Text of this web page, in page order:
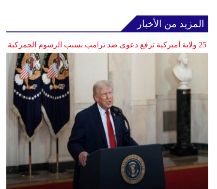
المزيد من الأخبار
25 ولاية أميركية ترفع دعوى ضد ترامب بسبب الرسوم الجمركية